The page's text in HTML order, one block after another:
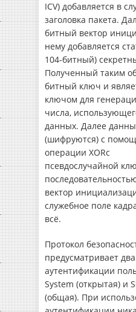
ICV) добавляется в
заголовка пакета.
битный вектор
нему добавляется
104-битный)
Полученный таким
битный ключ и
ключом для
числа,
данных. Далее
(шифруются) с
операции XORс
псевдослучайной
вектор
служебное поле
всё.
Протокол
предусматривает
аутентификации
System (открытая) и
(общая). При